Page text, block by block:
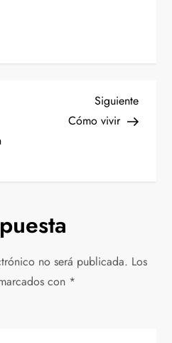
Siguiente
Cómo vivir
no será publicada. Los
con *